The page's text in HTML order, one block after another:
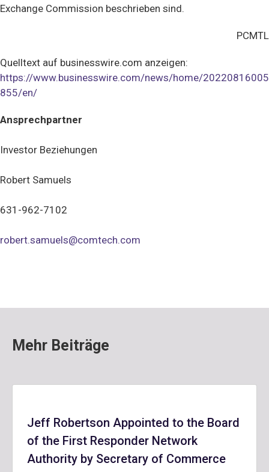
Exchange Commission beschrieben sind.
PCMTL
Quelltext auf businesswire.com anzeigen:
https://www.businesswire.com/news/home/20220816005
855/en/
Ansprechpartner
Investor Beziehungen
Robert Samuels
631-962-7102
robert.samuels@comtech.com
Mehr Beiträge
Jeff Robertson Appointed to the Board
of the First Responder Network
Authority by Secretary of Commerce